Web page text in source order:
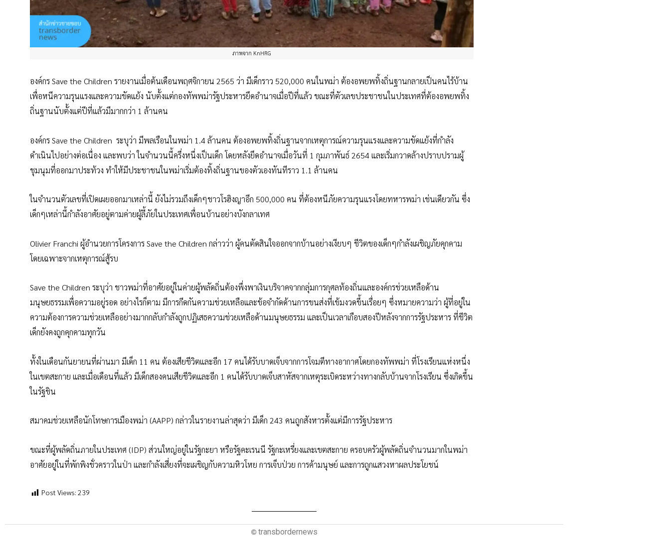
ภาพจาก KnHRG
องค์กร Save the Children รายงานเมื่อต้นเดือนพฤศจิกายน 2565 ว่า มีเด็กราว 520,000 คนในพม่า ต้องอพยพทิ้งถิ่นฐานกลายเป็นคนไร้บ้าน
เพื่อหนีความรุนแรงและความขัดแย้ง นับตั้งแต่กองทัพพม่ารัฐประหารยึดอำนาจเมื่อปีที่แล้ว ขณะที่ตัวเลขประชาชนในประเทศที่ต้องอพยพทิ้ง
ถิ่นฐานนับตั้งแต่ปีที่แล้วมีมากกว่า 1 ล้านคน
องค์กร Save the Children ระบุว่า มีพลเรือนในพม่า 1.4 ล้านคน ต้องอพยพทิ้งถิ่นฐานจากเหตุการณ์ความรุนแรงและความขัดแย้งที่กำลัง
ดำเนินไปอย่างต่อเนื่อง และพบว่า ในจำนวนนี้ครึ่งหนึ่งเป็นเด็ก โดยหลังยึดอำนาจเมื่อวันที่ 1 กุมภาพันธ์ 2654 และเริ่มกวาดล้างปราบปรามผู้
ชุมนุมที่ออกมาประท้วง ทำให้มีประชาชนในพม่าเริ่มต้องทิ้งถิ่นฐานของตัวเองทันทีราว 1.1 ล้านคน
ในจำนวนตัวเลขที่เปิดเผยออกมาเหล่านี้ ยังไม่รวมถึงเด็กๆชาวโรฮิงญาอีก 500,000 คน ที่ต้องหนีภัยความรุนแรงโดยทหารพม่า เช่นเดียวกัน ซึ่ง
เด็กๆเหล่านี้กำลังอาศัยอยู่ตามค่ายผู้ลี้ภัยในประเทศเพื่อนบ้านอย่างบังกลาเทศ
Olivier Franchi ผู้อำนวยการโครงการ Save the Children กล่าวว่า ผู้คนตัดสินใจออกจากบ้านอย่างเงียบๆ ชีวิตของเด็กๆกำลังเผชิญภัยคุกคาม
โดยเฉพาะจากเหตุการณ์สู้รบ
Save the Children ระบุว่า ชาวพม่าที่อาศัยอยู่ในค่ายผู้พลัดถิ่นต้องพึ่งพาเงินบริจาคจากกลุ่มการกุศลท้องถิ่นและองค์กรช่วยเหลือด้าน
มนุษยธรรมเพื่อความอยู่รอด อย่างไรก็ตาม มีการกีดกันความช่วยเหลือและข้อจำกัดด้านการขนส่งที่เข้มงวดขึ้นเรื่อยๆ ซึ่งหมายความว่า ผู้ที่อยู่ใน
ความต้องการความช่วยเหลืออย่างมากกลับกำลังถูกปฏิเสธความช่วยเหลือด้านมนุษยธรรม และเป็นเวลาเกือบสองปีหลังจากการรัฐประหาร ที่ชีวิต
เด็กยังคงถูกคุกคามทุกวัน
ทั้งในเดือนกันยายนที่ผ่านมา มีเด็ก 11 คน ต้องเสียชีวิตและอีก 17 คนได้รับบาดเจ็บจากการโจมตีทางอากาศโดยกองทัพพม่า ที่โรงเรียนแห่งหนึ่ง
ในเขตสะกาย และเมื่อเดือนที่แล้ว มีเด็กสองคนเสียชีวิตและอีก 1 คนได้รับบาดเจ็บสาหัสจากเหตุระเบิดระหว่างทางกลับบ้านจากโรงเรียน ซึ่งเกิดขึ้น
ในรัฐชิน
สมาคมช่วยเหลือนักโทษการเมืองพม่า (AAPP) กล่าวในรายงานล่าสุดว่า มีเด็ก 243 คนถูกสังหารตั้งแต่มีการรัฐประหาร
ขณะที่ผู้พลัดถิ่นภายในประเทศ (IDP) ส่วนใหญ่อยู่ในรัฐกะยา หรือรัฐคะเรนนี รัฐกะเหรี่ยงและเขตสะกาย ครอบครัวผู้พลัดถิ่นจำนวนมากในพม่า
อาศัยอยู่ในที่พักพิงชั่วคราวในป่า และกำลังเสี่ยงที่จะเผชิญกับความหิวโหย การเจ็บป่วย การค้ามนุษย์ และการถูกแสวงหาผลประโยชน์
Post Views: 239
© transbordernews